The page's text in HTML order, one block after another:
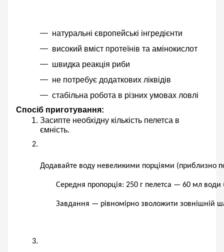
натуральні європейські інгредієнти
високий вміст протеїнів та амінокислот
швидка реакція риби
не потребує додаткових ліквідів
стабільна робота в різних умовах ловлі
Спосіб приготування:
Засипте необхідну кількість пелетса в
ємність.
Додавайте воду невеликими порціями (приблизно
Середня пропорція: 250 г пелетса — 60 мл води
Завдання — рівномірно зволожити зовнішній